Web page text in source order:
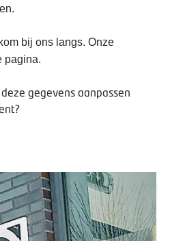
bij ons langs. Onze
pagina.
gegevens aanpassen